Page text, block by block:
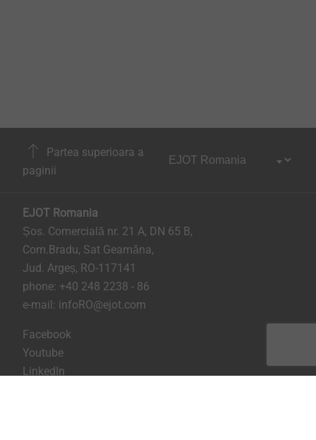
Partea superioara a
paginii
EJOT Romania
Șos. Comercială nr. 21 A, DN 65 B,
Com.Bradu, Sat Geamăna,
Jud. Argeș, RO-117141
phone: +40 248 2238 - 86
e-mail: infoRO@ejot.com
Facebook
Youtube
LinkedIn